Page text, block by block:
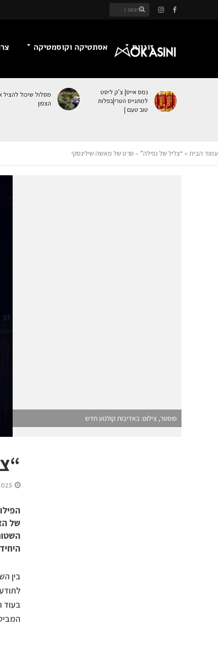
זוגיות אסתטיקה וקוסמטיקה
נמס אייס| צ’ק ליסט
למתגייס הטרי|בפלות
טוב טעם |
מסלול שיכול להציל
הצפון
עמוד הבית » “צליל של נפילה” – סרט של מאשה שילינסקי
פוסטר, צילום: באדיבות קולנוע חדש
של
בין
בעוד